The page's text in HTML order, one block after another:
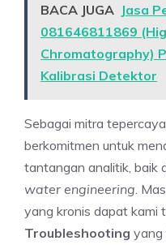
BACA JUGA Jasa
081646811869
Chromatography)
Kalibrasi Detektor
Sebagai mitra
berkomitmen untuk
tantangan analitik, baik
water engineering .
yang kronis dapat kami
Troubleshooting yang